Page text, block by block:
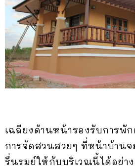
เฉลียงด้านหน้ารองรับการพั
การจัดสวนสวยๆ ที่หน้าบ้านจ
รื่นรมย์ให้กับบริเวณนี้ได้อย่าง